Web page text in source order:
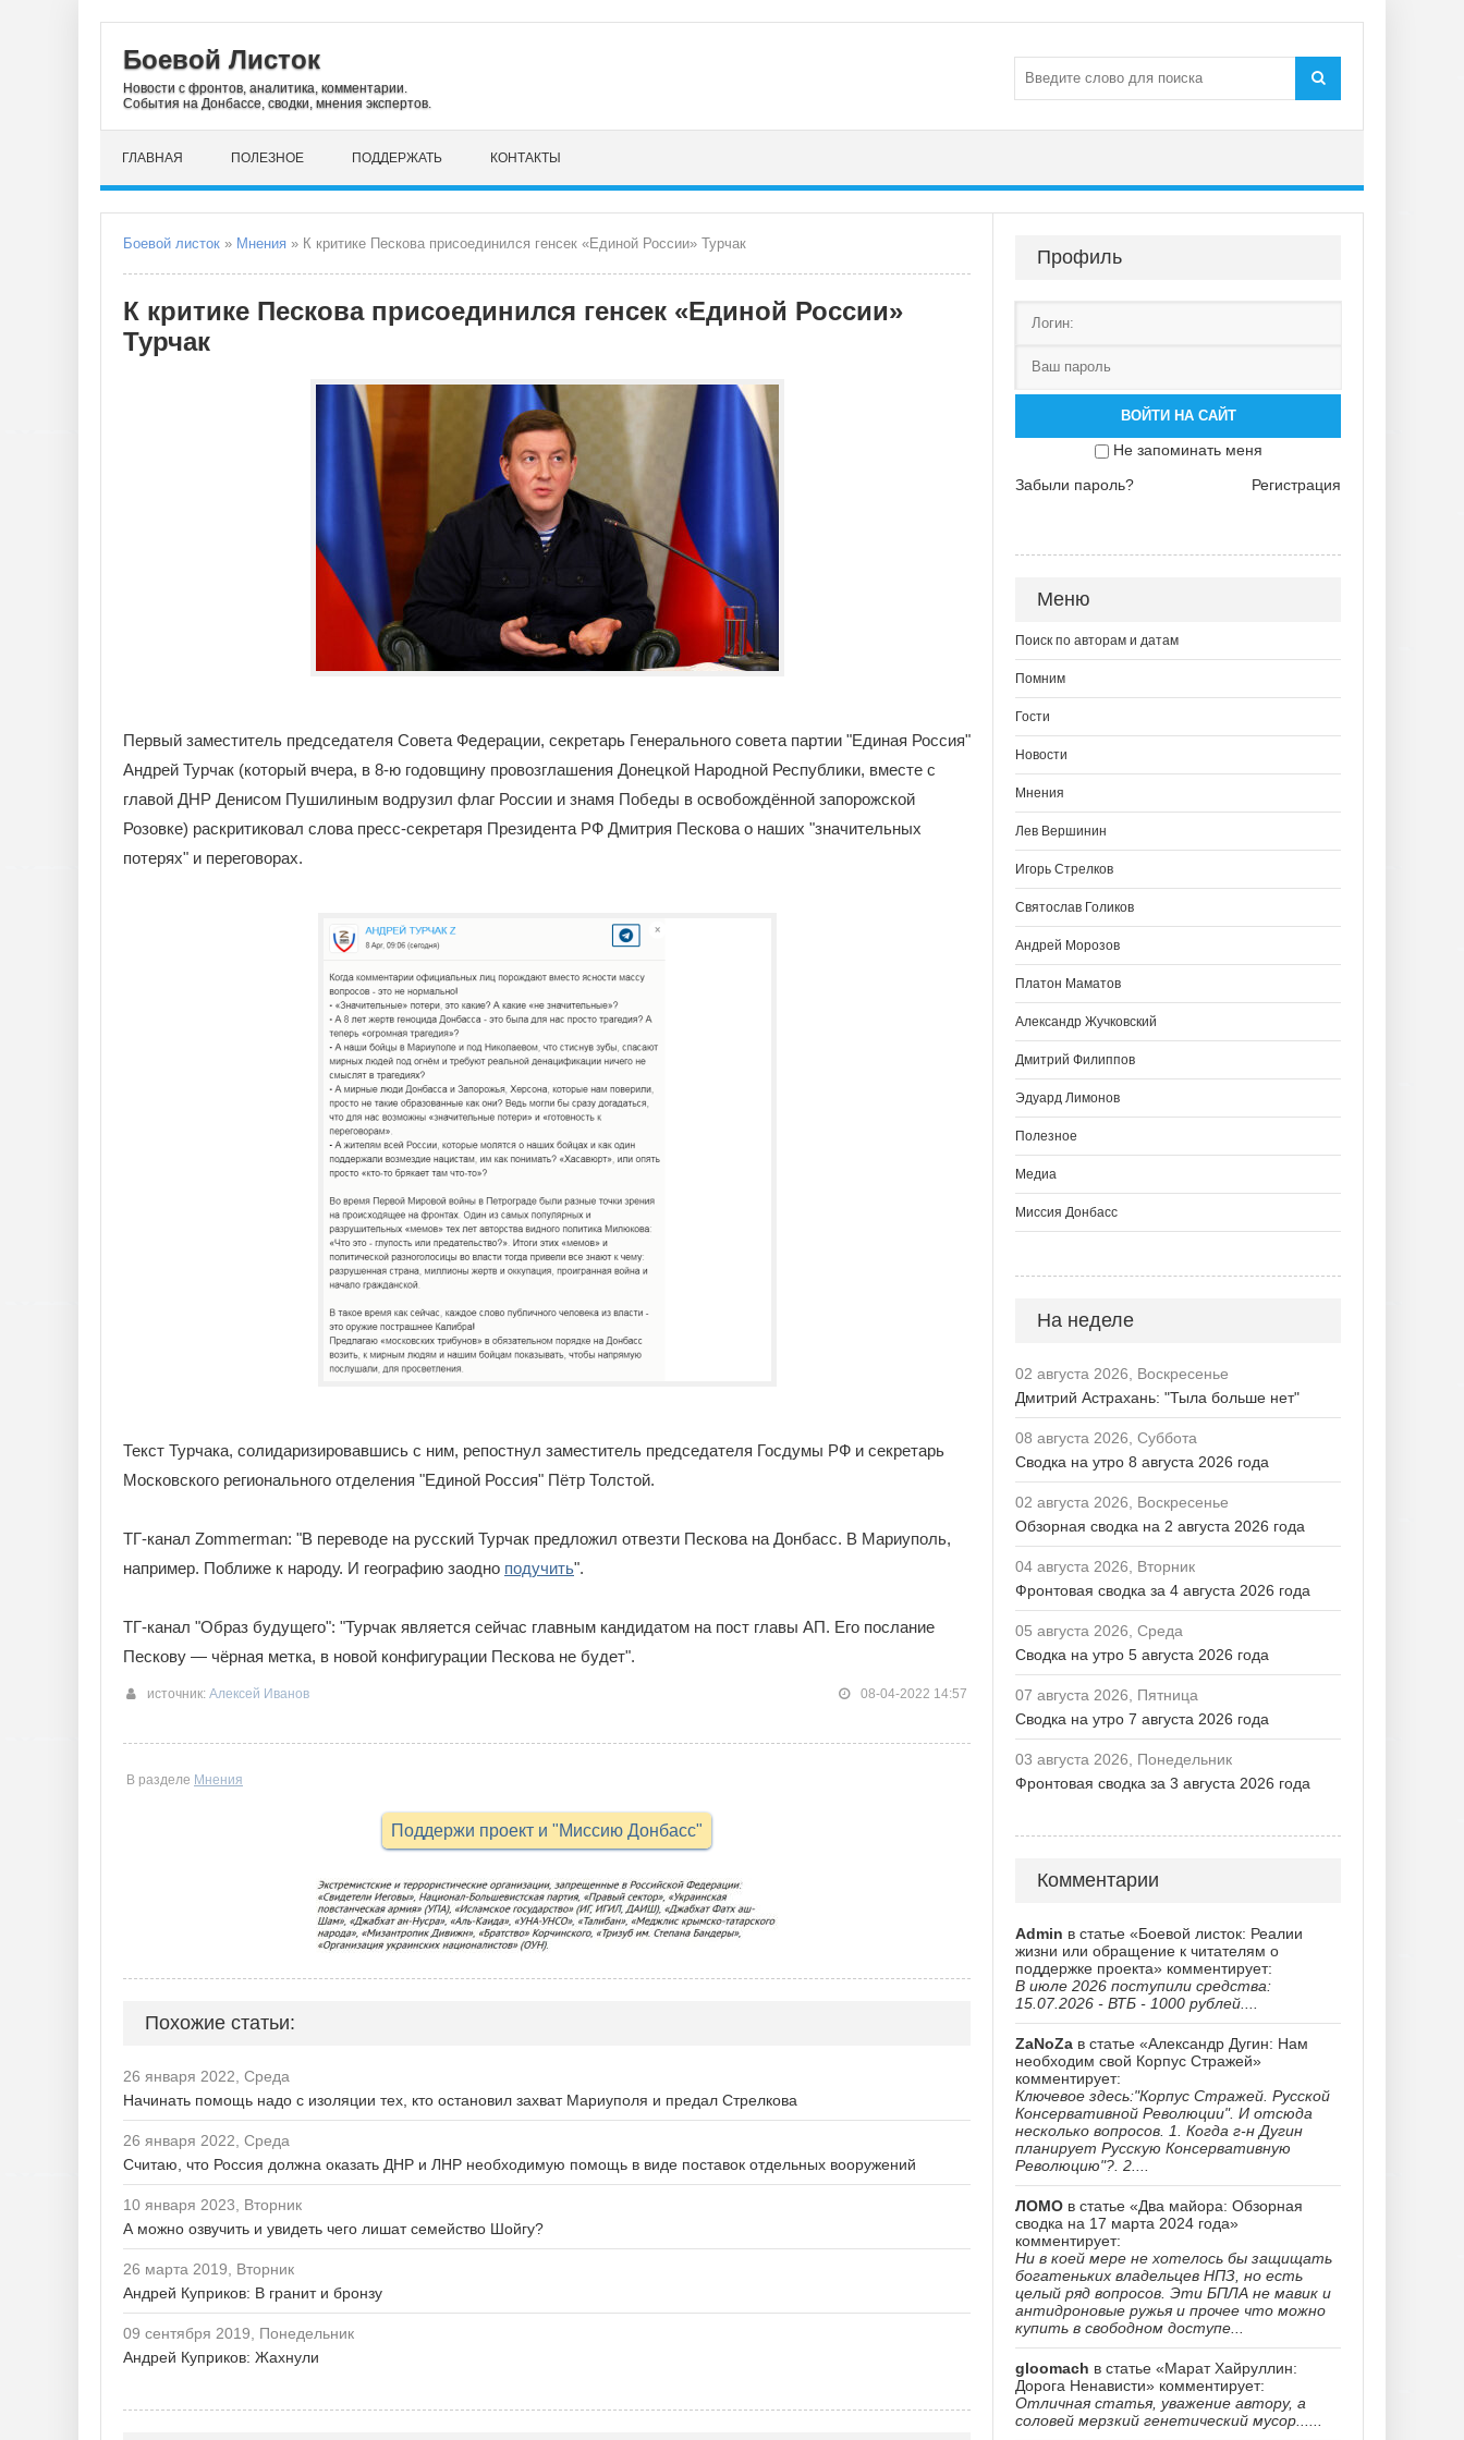
Боевой Листок
Новости с фронтов, аналитика, комментарии.
События на Донбассе, сводки, мнения экспертов.
ГЛАВНАЯ ПОЛЕЗНОЕ ПОДДЕРЖАТЬ КОНТАКТЫ
Боевой листок » Мнения » К критике Пескова присоединился генсек «Единой России» Турчак
К критике Пескова присоединился генсек «Единой России»
Турчак
Первый заместитель председателя Совета Федерации, секретарь Генерального совета партии "Единая Россия"
Андрей Турчак (который вчера, в 8-ю годовщину провозглашения Донецкой Народной Республики, вместе с
главой ДНР Денисом Пушилиным водрузил флаг России и знамя Победы в освобождённой запорожской
Розовке) раскритиковал слова пресс-секретаря Президента РФ Дмитрия Пескова о наших "значительных
потерях" и переговорах.
Текст Турчака, солидаризировавшись с ним, репостнул заместитель председателя Госдумы РФ и секретарь
Московского регионального отделения "Единой Россия" Пётр Толстой.
ТГ-канал Zommerman: "В переводе на русский Турчак предложил отвезти Пескова на Донбасс. В Мариуполь,
например. Поближе к народу. И географию заодно подучить".
ТГ-канал "Образ будущего": "Турчак является сейчас главным кандидатом на пост главы АП. Его послание
Пескову — чёрная метка, в новой конфигурации Пескова не будет".
источник: Алексей Иванов 08-04-2022 14:57
В разделе Мнения
Поддержи проект и "Миссию Донбасс"
Похожие статьи:
26 января 2022, Среда
Начинать помощь надо с изоляции тех, кто остановил захват Мариуполя и предал Стрелкова
26 января 2022, Среда
Считаю, что Россия должна оказать ДНР и ЛНР необходимую помощь в виде поставок отдельных вооружений
10 января 2023, Вторник
А можно озвучить и увидеть чего лишат семейство Шойгу?
26 марта 2019, Вторник
Андрей Куприков: В гранит и бронзу
09 сентября 2019, Понедельник
Андрей Куприков: Жахнули
Профиль
ВОЙТИ НА САЙТ
Не запоминать меня
Забыли пароль?
Регистрация
Меню
Поиск по авторам и датам
Помним
Гости
Новости
Мнения
Лев Вершинин
Игорь Стрелков
Святослав Голиков
Андрей Морозов
Платон Маматов
Александр Жучковский
Дмитрий Филиппов
Эдуард Лимонов
Полезное
Медиа
Миссия Донбасс
На неделе
02 августа 2026, Воскресенье
Дмитрий Астрахань: "Тыла больше нет"
08 августа 2026, Суббота
Сводка на утро 8 августа 2026 года
02 августа 2026, Воскресенье
Обзорная сводка на 2 августа 2026 года
04 августа 2026, Вторник
Фронтовая сводка за 4 августа 2026 года
05 августа 2026, Среда
Сводка на утро 5 августа 2026 года
07 августа 2026, Пятница
Сводка на утро 7 августа 2026 года
03 августа 2026, Понедельник
Фронтовая сводка за 3 августа 2026 года
Комментарии
Admin в статье «Боевой листок: Реалии
жизни или обращение к читателям о
поддержке проекта» комментирует:
В июле 2026 поступили средства:
15.07.2026 - ВТБ - 1000 рублей....
ZaNoZa в статье «Александр Дугин: Нам
необходим свой Корпус Стражей»
комментирует:
Ключевое здесь:"Корпус Стражей. Русской
Консервативной Революции". И отсюда
несколько вопросов. 1. Когда г-н Дугин
планирует Русскую Консервативную
Революцию"?. 2....
ЛОМО в статье «Два майора: Обзорная
сводка на 17 марта 2024 года»
комментирует:
Ни в коей мере не хотелось бы защищать
богатеньких владельцев НПЗ, но есть
целый ряд вопросов. Эти БПЛА не мавик и
антидроновые ружья и прочее что можно
купить в свободном доступе...
gloomach в статье «Марат Хайруллин:
Дорога Ненависти» комментирует:
Отличная статья, уважение автору, а
соловей мерзкий генетический мусор......